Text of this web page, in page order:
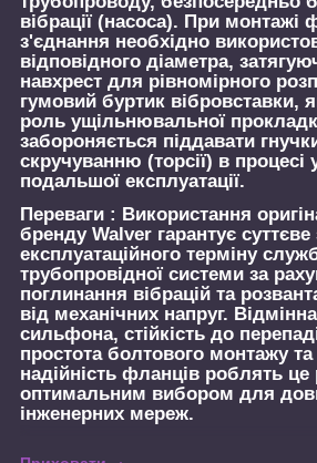
вібрації (насоса). При монтажі
з'єднання необхідно
відповідного діаметра,
навхрест для рівномірного
гумовий буртик вібровставки,
роль ущільнювальної
забороняється піддавати
скручуванню (торсії) в процесі
подальшої експлуатації.
Переваги : Використання
бренду Walver гарантує
експлуатаційного терміну
трубопровідної системи за
поглинання вібрацій та
від механічних напруг.
сильфона, стійкість до
простота болтового монтажу
надійність фланців роблять це
оптимальним вибором для
інженерних мереж.